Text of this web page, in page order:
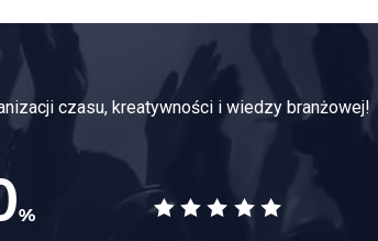
czasu, kreatywności i wiedzy branżowej!